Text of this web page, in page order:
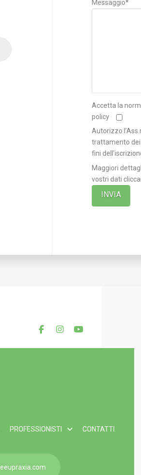
Messaggio*
Accetta la
policy
Autorizzo
trattamento dei
fini
Maggiori
vostri dati
PROFESSIONISTI CONTATTI